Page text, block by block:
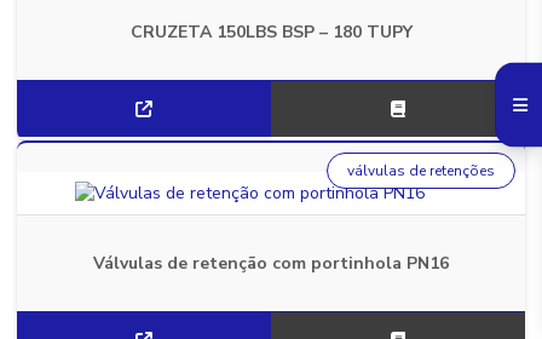
CRUZETA 150LBS BSP – 180 TUPY
Válvulas de retenção com portinhola PN16
válvulas de retenções